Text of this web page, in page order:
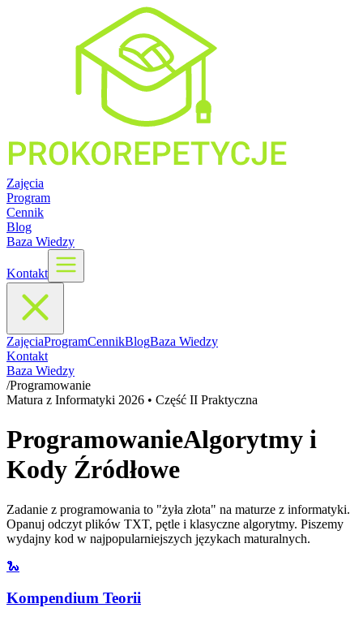
Zajęcia
Program
Cennik
Blog
Baza Wiedzy
Kontakt
ZajęciaProgramCennikBlogBaza Wiedzy
Kontakt
Baza Wiedzy
/Programowanie
Matura z Informatyki 2026 • Część II Praktyczna
ProgramowanieAlgorytmy i
Kody Źródłowe
Zadanie z programowania to "żyła złota" na maturze z informatyki.
Opanuj odczyt plików TXT, pętle i klasyczne algorytmy. Piszemy
wydajny kod w najpopularniejszych językach maturalnych.
🐍
Kompendium Teorii